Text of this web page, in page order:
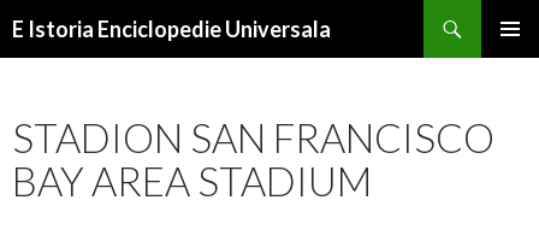
E Istoria Enciclopedie Universala
STADION SAN FRANCISCO
BAY AREA STADIUM